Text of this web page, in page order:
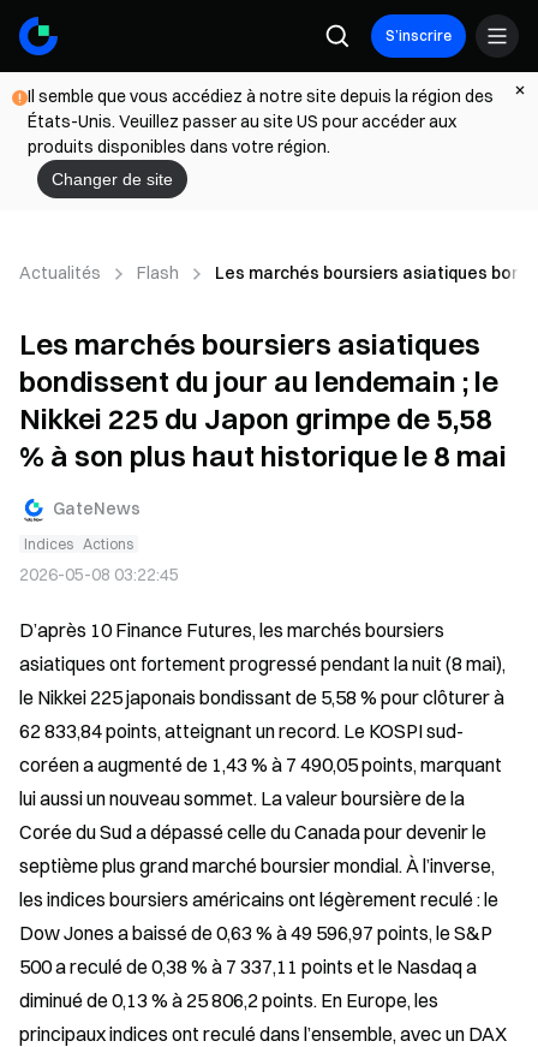
S’inscrire
Il semble que vous accédiez à notre site depuis la région des
États-Unis. Veuillez passer au site US pour accéder aux
produits disponibles dans votre région.
Changer de site
Actualités Flash Les marchés boursiers asiatiques
Les marchés boursiers asiatiques
bondissent du jour au lendemain ; le
Nikkei 225 du Japon grimpe de 5,58
% à son plus haut historique le 8 mai
GateNews
Indices Actions
2026-05-08 03:22:45
D’après 10 Finance Futures, les marchés boursiers
asiatiques ont fortement progressé pendant la nuit (8 mai),
le Nikkei 225 japonais bondissant de 5,58 % pour clôturer à
62 833,84 points, atteignant un record. Le KOSPI sud-
coréen a augmenté de 1,43 % à 7 490,05 points, marquant
lui aussi un nouveau sommet. La valeur boursière de la
Corée du Sud a dépassé celle du Canada pour devenir le
septième plus grand marché boursier mondial. À l’inverse,
les indices boursiers américains ont légèrement reculé : le
Dow Jones a baissé de 0,63 % à 49 596,97 points, le S&P
500 a reculé de 0,38 % à 7 337,11 points et le Nasdaq a
diminué de 0,13 % à 25 806,2 points. En Europe, les
principaux indices ont reculé dans l’ensemble, avec un DAX